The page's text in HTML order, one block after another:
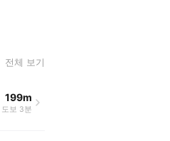
전체 보기
199m
도보 3분